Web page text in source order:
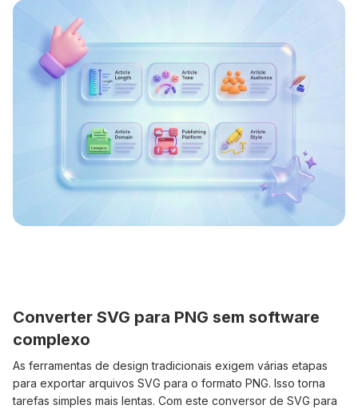
Converter SVG para PNG sem software
complexo
As ferramentas de design tradicionais exigem várias etapas
para exportar arquivos SVG para o formato PNG. Isso torna
tarefas simples mais lentas. Com este conversor de SVG para